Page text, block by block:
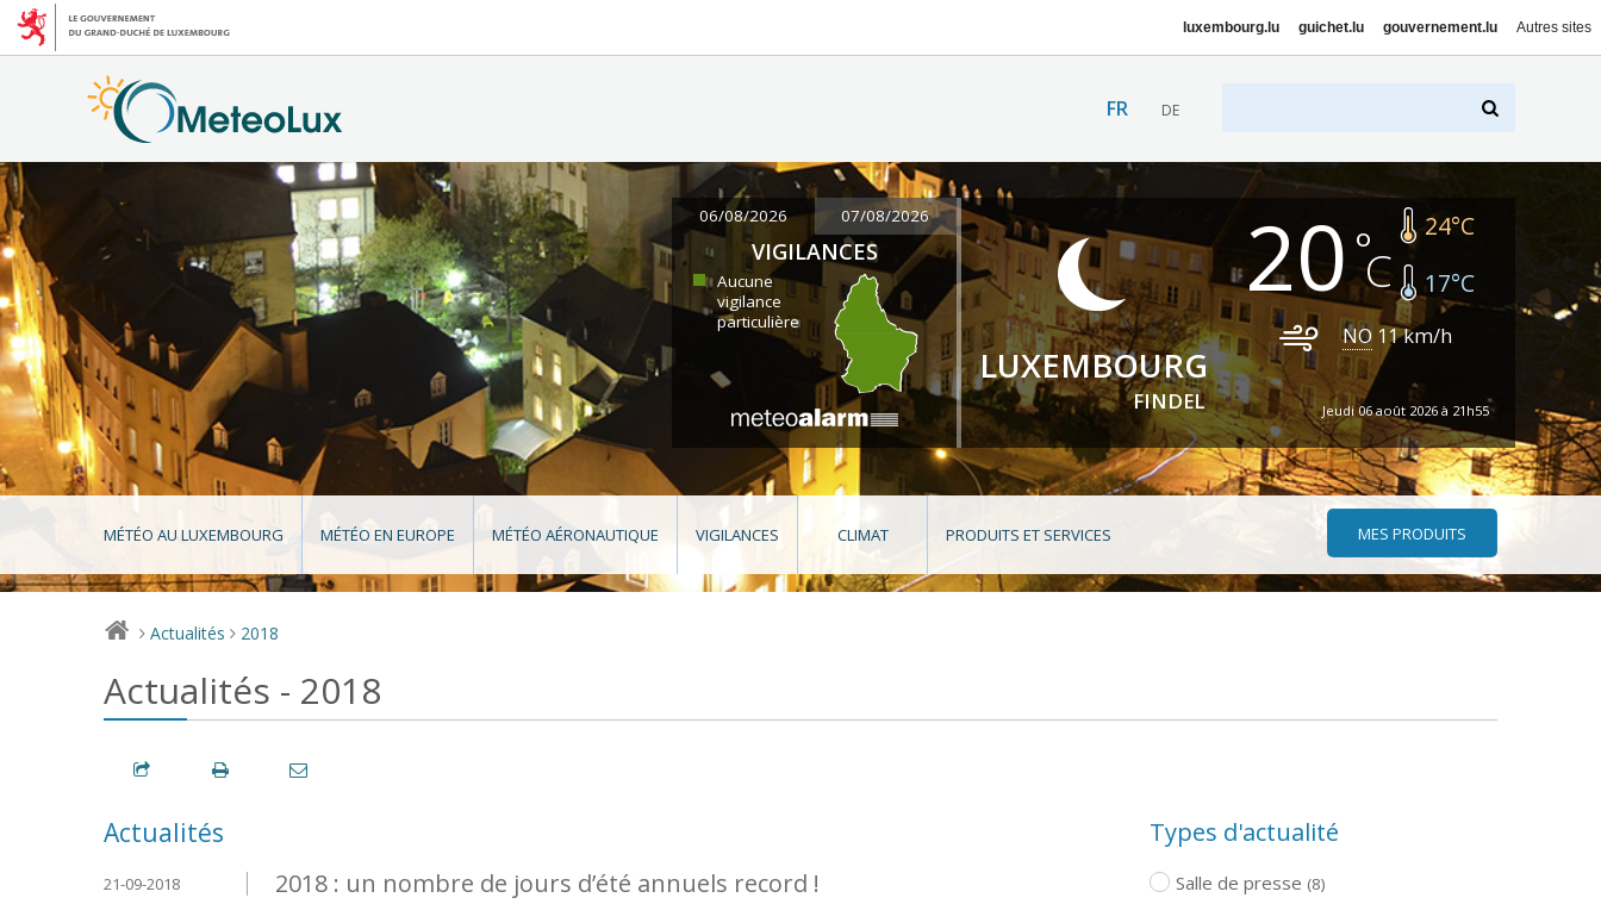
luxembourg.lu guichet.lu gouvernement.lu Autres sites
FR DE
06/08/2026 07/08/2026
VIGILANCES
Aucune
vigilance
particulière
LUXEMBOURG
FINDEL
20 24°C
17°C
NO 11km/h
Jeudi 06 août 2026 à 21h55
MÉTÉO AU LUXEMBOURG MÉTÉO EN EUROPE MÉTÉO AÉRONAUTIQUE VIGILANCES CLIMAT PRODUITS ET SERVICES MES PRODUITS
> Actualités > 2018
Actualités - 2018
Actualités
2018 : un nombre de jours d’été annuels record !
21-09-2018
Types d'actualité
Salle de presse (8)